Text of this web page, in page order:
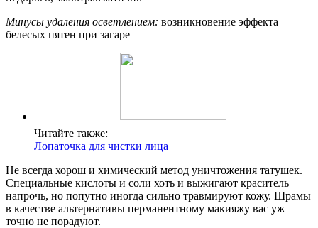
Минусы удаления осветлением: возникновение эффекта
белесых пятен при загаре
Читайте также:
Лопаточка для чистки лица
Не всегда хорош и химический метод уничтожения татушек.
Специальные кислоты и соли хоть и выжигают краситель
напрочь, но попутно иногда сильно травмируют кожу. Шрамы
в качестве альтернативы перманентному макияжу вас уж
точно не порадуют.